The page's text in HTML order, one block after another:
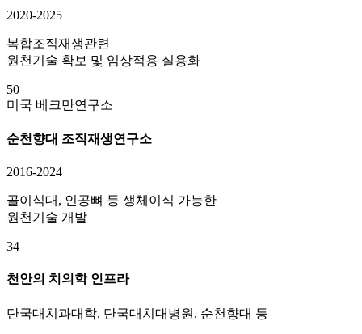
2020-2025
복합조직재생관련
원천기술 확보 및 임상적용 실용화
50
미국 베크만연구소
순천향대 조직재생연구소
2016-2024
골이식대, 인공뼈 등 생체이식 가능한
원천기술 개발
34
천안의 치의학 인프라
단국대치과대학, 단국대치대병원, 순천향대 등